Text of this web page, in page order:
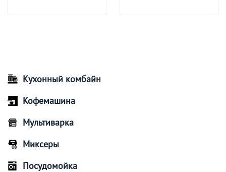
Кухонный комбайн
Кофемашина
Мультиварка
Миксеры
Посудомойка